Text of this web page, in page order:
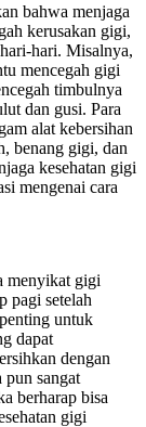
bahwa menjaga
kerusakan gigi,
hari. Misalnya,
mencegah gigi
timbulnya
dan gusi. Para
alat kebersihan
benang gigi, dan
kesehatan gigi
mengenai cara
menyikat gigi
pagi setelah
untuk
dapat
dengan
sangat
berharap bisa
gigi